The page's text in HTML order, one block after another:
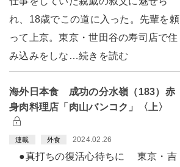
れ、18歳でこの道に入った。先輩を頼
って上京。東京・世田谷の寿司店で住
み込みをしな…続きを読む
海外日本食 成功の分水嶺（183）赤
身肉料理店「肉山バンコク」〈上〉
連載 外食 2024.02.26
●真打ちの復活心待ちに 東京・吉